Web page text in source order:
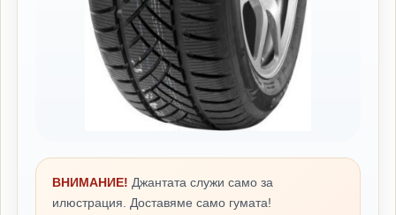
ВНИМАНИЕ! Джантата служи само за
илюстрация. Доставяме само гумата!